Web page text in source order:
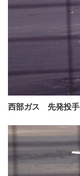
西部ガス 先発投手